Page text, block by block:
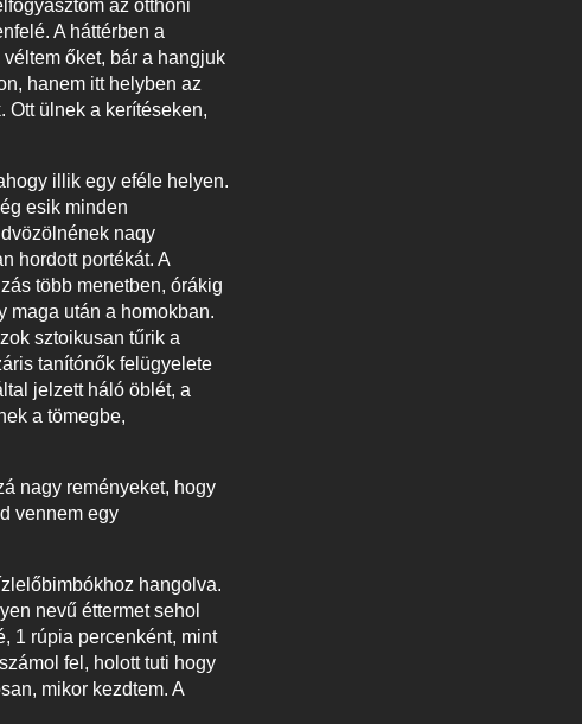
az otthoni
A háttérben a
őket, bár a hangjuk
hanem itt helyben az
Ott ülnek a kerítéseken,
illik egy eféle helyen.
esik minden
naqy
hordott portékát. A
több menetben, órákig
maga után a homokban.
sztoikusan tűrik a
tanítónők felügyelete
jelzett háló öblét, a
a tömegbe,
nagy reményeket, hogy
vennem egy
hangolva.
nevű éttermet sehol
1 rúpia percenként, mint
fel, holott tuti hogy
mikor kezdtem. A